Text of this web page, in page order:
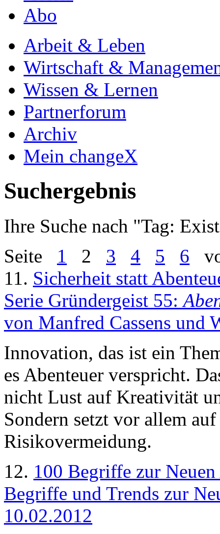
Abo
Arbeit & Leben
Wirtschaft &
Wissen & Lernen
Partnerforum
Archiv
Mein changeX
Suchergebnis
Ihre Suche nach "Tag:
Seite 1 2 3 4 5 6
11. Sicherheit statt
Serie Gründergeist 55:
von Manfred Cassens und
Innovation, das ist ein
es Abenteuer verspricht.
nicht Lust auf Kreativität
Sondern setzt vor allem
Risikovermeidung.
12. 100 Begriffe zur
Begriffe und Trends zur
10.02.2012